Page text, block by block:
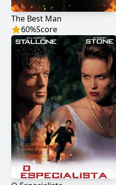
The Best Man
60%Score